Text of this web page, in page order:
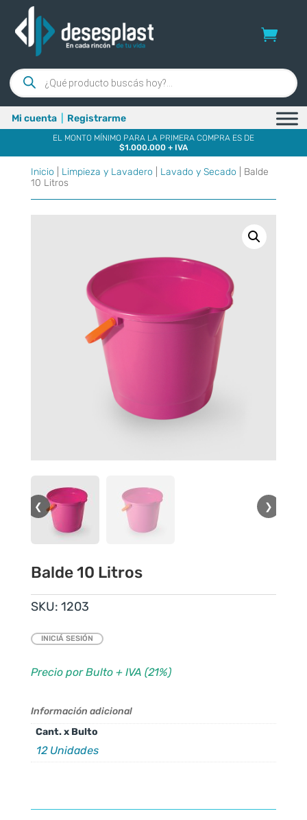
Búsqueda
de
productos
Mi cuenta Registrarme
EL MONTO MÍNIMO PARA LA PRIMERA COMPRA ES DE
$1.000.000 + IVA
Inicio Limpieza y Lavadero Lavado y Secado | Balde
10 Litros
❮ ❯
Balde 10 Litros
SKU: 1203
INICIÁ SESIÓN
Precio por Bulto + IVA (21%)
Información adicional
Cant. x Bulto
12 Unidades